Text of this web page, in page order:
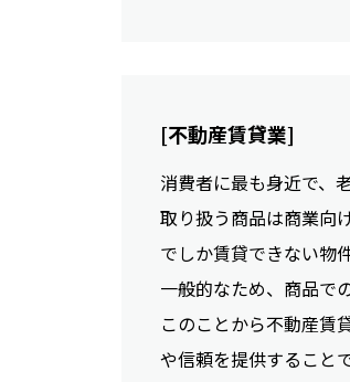
[不動産賃貸業]
消費者に最も身近で、
取り扱う商品は商業向
でしか賃貸できない物
一般的なため、商品で
このことから不動産賃
や信頼を提供すること